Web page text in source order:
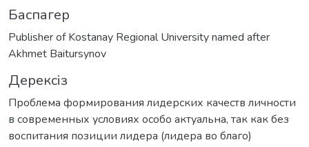
Баспагер
Publisher of Kostanay Regional University named after
Akhmet Baitursynov
Дерексіз
Проблема формирования лидерских качеств личности
в современных условиях особо актуальна, так как без
воспитания позиции лидера (лидера во благо)